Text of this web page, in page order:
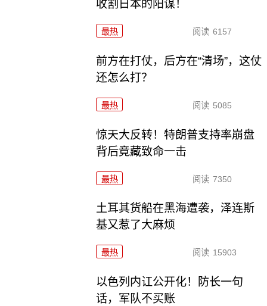
收割日本的阳谋！
最热 阅读 6157
前方在打仗，后方在“清场”，这仗
还怎么打？
最热 阅读 5085
惊天大反转！特朗普支持率崩盘
背后竟藏致命一击
最热 阅读 7350
土耳其货船在黑海遭袭，泽连斯
基又惹了大麻烦
最热 阅读 15903
以色列内讧公开化！防长一句
话，军队不买账